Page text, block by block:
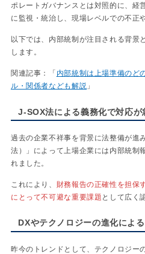
ポレートガバナンスとは対照的に、経
に監視・統治し、現場レベルでの不正
以下では、内部統制が注目される背景
します。
関連記事：「 内部統制は上場準備のど
ル・関係者なども解説 」
J-SOX法による義務化で対応が
過去の企業不祥事を背景に法整備が進
法）」によって上場企業には内部統制
れました。
これにより、 財務報告の正確性を担保
にとって不可避な重要課題 として広く
DXやテクノロジーの進化によ
昨今のトレンドとして、テクノロジー